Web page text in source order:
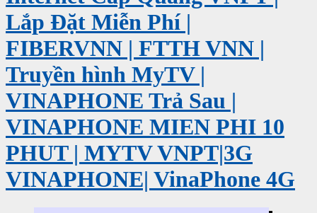
Lắp Đặt Miễn Phí |
FIBERVNN | FTTH VNN |
Truyền hình MyTV |
VINAPHONE Trả Sau |
VINAPHONE MIEN PHI 10
PHUT | MYTV VNPT|3G
VINAPHONE| VinaPhone 4G